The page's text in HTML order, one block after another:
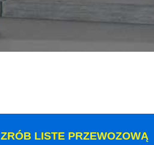
ZRÓB LISTE PRZEWOZOWĄ